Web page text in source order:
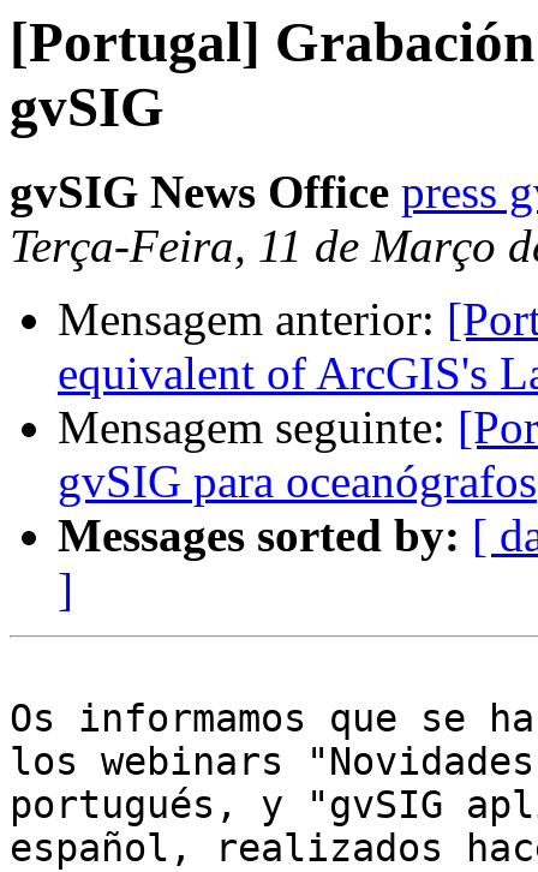
[Portugal]
gvSIG
gvSIG News Office press
Terça-Feira, 11 de Março
Mensagem anterior:
equivalent of ArcGIS's
Mensagem seguinte:
gvSIG para oceanógrafos
Messages sorted by: [
]
Os informamos que se
los webinars
portugués, y "gvSIG
español, realizados